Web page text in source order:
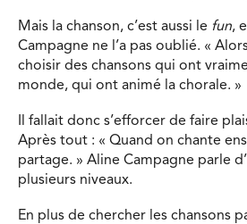
Mais la chanson, c’est aussi le fun,
Campagne ne l’a pas oublié. «
choisir des chansons qui ont
monde, qui ont animé la chorale. »
Il fallait donc s’efforcer de faire
Après tout : « Quand on chante
partage. » Aline Campagne parle
plusieurs niveaux.
En plus de chercher les chansons